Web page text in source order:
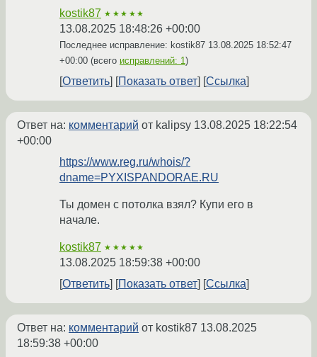
kostik87 ★★★★★
13.08.2025 18:48:26 +00:00
Последнее исправление: kostik87 13.08.2025 18:52:47
+00:00 (всего исправлений: 1)
Ответить Показать ответ Ссылка
Ответ на: комментарий от kalipsy 13.08.2025 18:22:54
+00:00
https://www.reg.ru/whois/?
dname=PYXISPANDORAE.RU
Ты домен с потолка взял? Купи его в
начале.
kostik87 ★★★★★
13.08.2025 18:59:38 +00:00
Ответить
Показать ответ Ссылка
Ответ на: комментарий от kostik87 13.08.2025
18:59:38 +00:00